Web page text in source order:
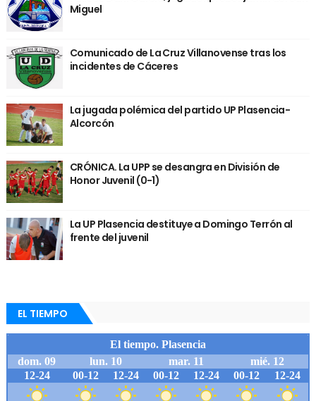
Miguel
Comunicado de La Cruz Villanovense tras los
incidentes de Cáceres
La jugada polémica del partido UP Plasencia-
Alcorcón
CRÓNICA. La UPP se desangra en División de
Honor Juvenil (0-1)
La UP Plasencia destituye a Domingo Terrón al
frente del juvenil
EL TIEMPO